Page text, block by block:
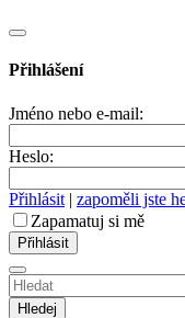
Přihlášení
Jméno nebo e-mail:
Heslo:
Přihlásit | zapoměli jste
Zapamatuj si mě
Hledej